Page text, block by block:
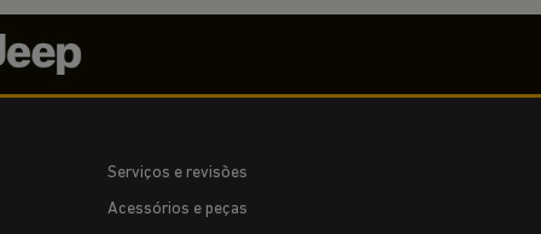
Serviços e revisões
Acessórios e peças